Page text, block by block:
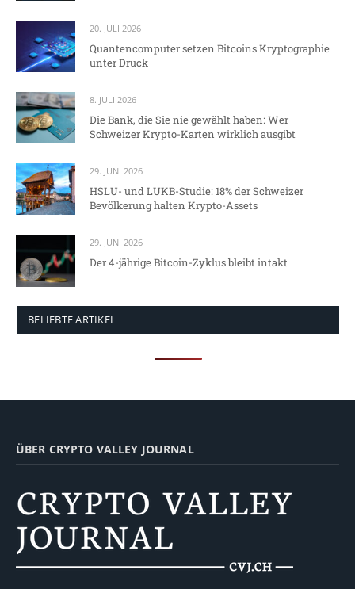
20. JULI 2026
Quantencomputer setzen Bitcoins Kryptographie
unter Druck
8. JULI 2026
Die Bank, die Sie nie gewählt haben: Wer
Schweizer Krypto-Karten wirklich ausgibt
29. JUNI 2026
HSLU- und LUKB-Studie: 18% der Schweizer
Bevölkerung halten Krypto-Assets
29. JUNI 2026
Der 4-jährige Bitcoin-Zyklus bleibt intakt
BELIEBTE ARTIKEL
ÜBER CRYPTO VALLEY JOURNAL